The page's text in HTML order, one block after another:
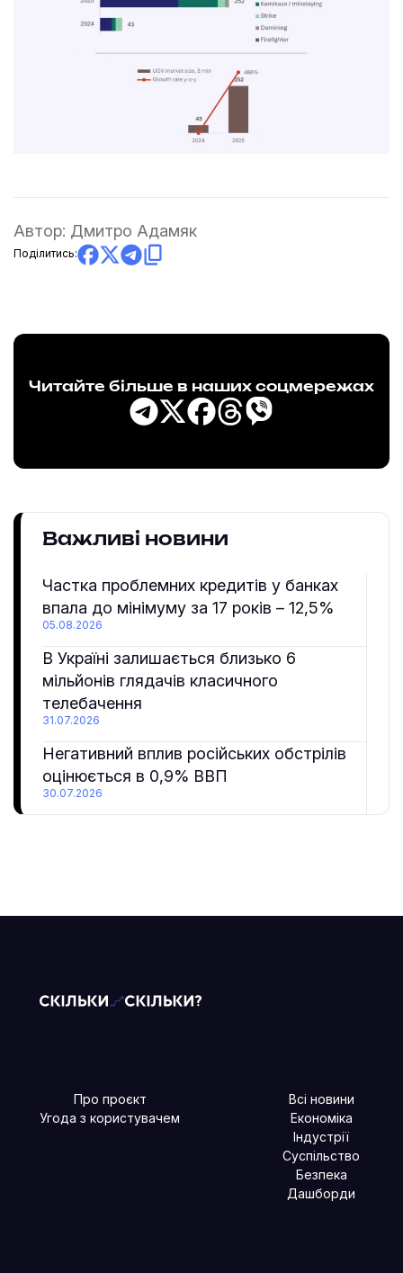
Автор: Дмитро Адамяк
Поділитись:
Читайте більше в наших соцмережах
Важливі новини
Частка проблемних кредитів у банках
впала до мінімуму за 17 років – 12,5%
05.08.2026
В Україні залишається близько 6
мільйонів глядачів класичного
телебачення
31.07.2026
Негативний вплив російських обстрілів
оцінюється в 0,9% ВВП
30.07.2026
Про проєкт
Угода з користувачем
Всі новини
Економіка
Індустрії
Суспільство
Безпека
Дашборди